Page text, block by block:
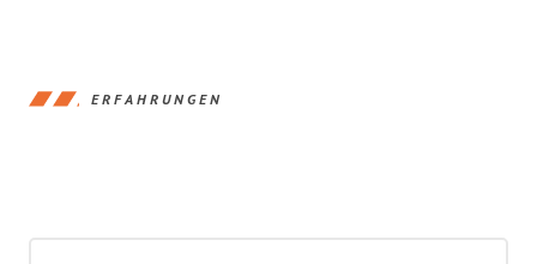
ERFAHRUNGEN